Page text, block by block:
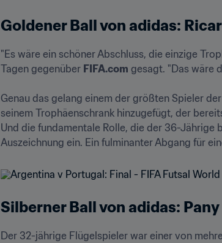
Goldener Ball von adidas:
"Es wäre ein schöner Abschluss, die einzige
Tagen gegenüber FIFA.com gesagt. "Das wäre
Genau das gelang einem der größten Spieler
seinem Trophäenschrank hinzugefügt, der
Und die fundamentale Rolle, die der 36-
Auszeichnung ein. Ein fulminanter Abgang für
Silberner Ball von adidas: Pany
Der 32-jährige Flügelspieler war einer von